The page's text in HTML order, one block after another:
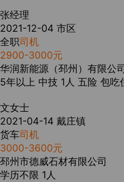
张经理
2021-12-04 市区
全职司机
2900-3000元
华润新能源（邳州）有限公司
5年以上 中技 1人 五险 包吃
文女士
2021-04-14 戴庄镇
货车司机
3000-3600元
邳州市德威石材有限公司
学历不限 1人